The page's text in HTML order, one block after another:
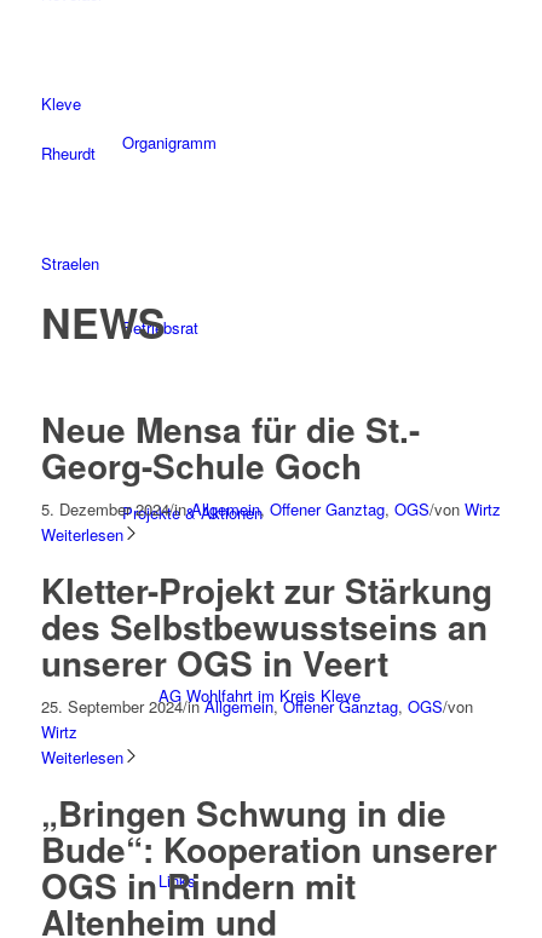
Organigramm
Betriebsrat
Projekte & Aktionen
AG Wohlfahrt im Kreis Kleve
Links
Kleve
Rheurdt
Straelen
NEWS
Neue Mensa für die St.-
Georg-Schule Goch
5. Dezember 2024/inAllgemein, Offener Ganztag, OGS/von Wirtz
Weiterlesen
Kletter-Projekt zur Stärkung
des Selbstbewusstseins an
unserer OGS in Veert
25. September 2024/inAllgemein,Offener Ganztag, OGS/von
Wirtz
Weiterlesen
„Bringen Schwung in die
Bude“: Kooperation unserer
OGS in Rindern mit
Altenheim und